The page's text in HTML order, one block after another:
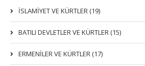
İSLAMIYET VE KÜRTLER (19)
BATILI DEVLETLER VE KÜRTLER (15)
ERMENİLER VE KÜRTLER (17)